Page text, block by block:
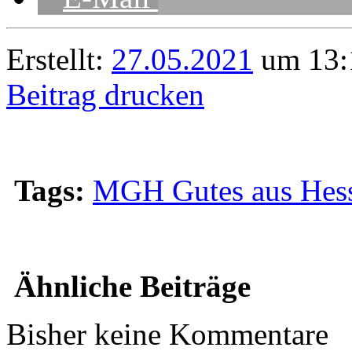
Erstellt: 27.05.2021 um
Beitrag drucken
Tags: MGH Gutes aus
Ähnliche Beiträge
Bisher keine Kommentare